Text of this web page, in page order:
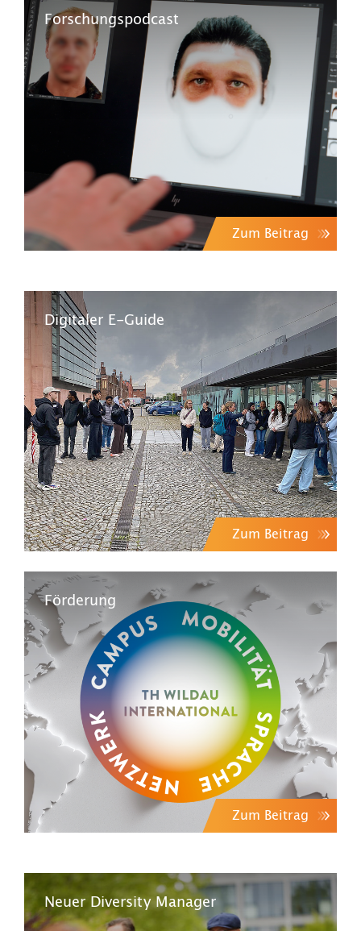
Forschungspodcast
Zum Beitrag
Digitaler E-Guide
Zum Beitrag
Förderung
Zum Beitrag
Neuer Diversity Manager